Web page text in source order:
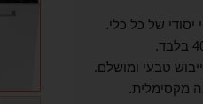
טבעי ומושלם.